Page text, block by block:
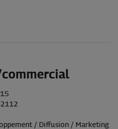
/ Diffusion / Marketing